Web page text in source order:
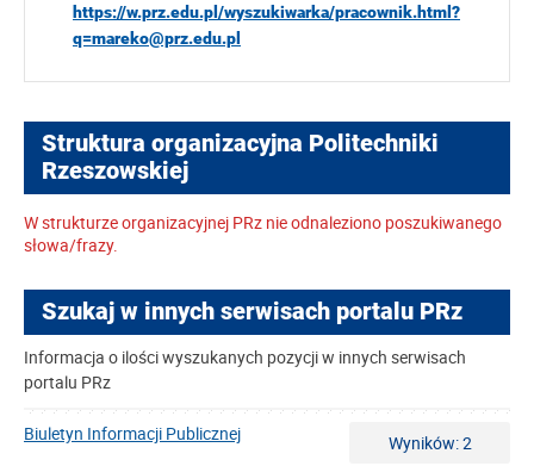
https://w.prz.edu.pl/wyszukiwarka/pracownik.html?
q=mareko@prz.edu.pl
Struktura organizacyjna Politechniki
Rzeszowskiej
W strukturze organizacyjnej PRz nie odnaleziono poszukiwanego
słowa/frazy.
Szukaj w innych serwisach portalu PRz
Informacja o ilości wyszukanych pozycji w innych serwisach
portalu PRz
Biuletyn Informacji Publicznej
Wyników: 2